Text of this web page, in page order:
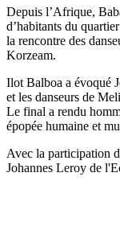
Depuis l’Afrique,
d’habitants du
la rencontre des
Korzeam.
Ilot Balboa a évoqué
et les danseurs de
Le final a rendu
épopée humaine et
Avec la participation
Johannes Leroy de